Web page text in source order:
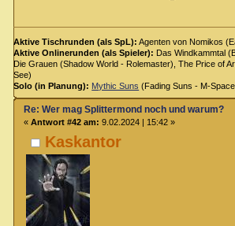
Aktive Tischrunden (als SpL): Agenten von Nomikos
Aktive Onlinerunden (als Spieler): Das Windkammtal
Die Grauen (Shadow World - Rolemaster), The Price of
See)
Solo (in Planung): Mythic Suns (Fading Suns - M-
Kaskantor
Re: Wer mag Splittermond noch und warum?
« Antwort #42 am: 9.02.2024 | 15:42 »